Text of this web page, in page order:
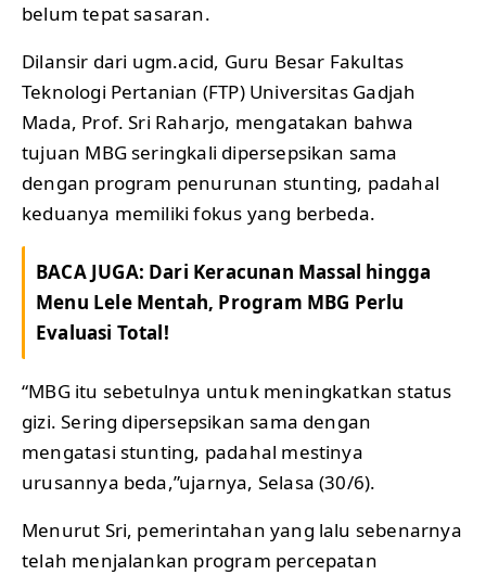
belum tepat sasaran.
Dilansir dari ugm.acid, Guru Besar Fakultas
Teknologi Pertanian (FTP) Universitas Gadjah
Mada, Prof. Sri Raharjo, mengatakan bahwa
tujuan MBG seringkali dipersepsikan sama
dengan program penurunan stunting, padahal
keduanya memiliki fokus yang berbeda.
BACA JUGA: Dari Keracunan Massal hingga
Menu Lele Mentah, Program MBG Perlu
Evaluasi Total!
“MBG itu sebetulnya untuk meningkatkan status
gizi. Sering dipersepsikan sama dengan
mengatasi stunting, padahal mestinya
urusannya beda,”ujarnya, Selasa (30/6).
Menurut Sri, pemerintahan yang lalu sebenarnya
telah menjalankan program percepatan